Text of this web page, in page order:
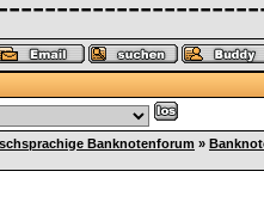
Banknotenforum »